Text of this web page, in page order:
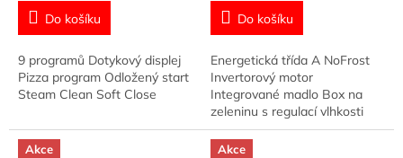
Do košíku
9 programů Dotykový displej
Pizza program Odložený start
Steam Clean Soft Close
Do košíku
Energetická třída A NoFrost
Invertorový motor
Integrované madlo Box na
zeleninu s regulací vlhkosti
Rozměry (VxŠxH):
176,3x91x69,8 cm
Akce
Akce